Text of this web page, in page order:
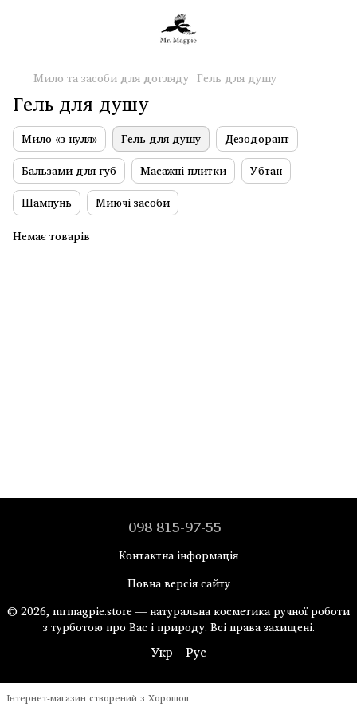
Мило та засоби для догляду Гель для душу
Гель для душу
Мило «з нуля» Гель для душу
Дезодорант
Бальзами для губ
Масажні плитки
Убтан
Шампунь
Миючі засоби
Немає товарів
098 815-97-55
Контактна інформація
Повна версія сайту
© 2026, mrmagpie.store — натуральна косметика ручної роботи
з турботою про Вас і природу. Всі права захищені.
Укр Рус
Інтернет-магазин створений з Хорошоп